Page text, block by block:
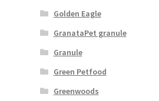
Golden Eagle
GranataPet granule
Granule
Green Petfood
Greenwoods